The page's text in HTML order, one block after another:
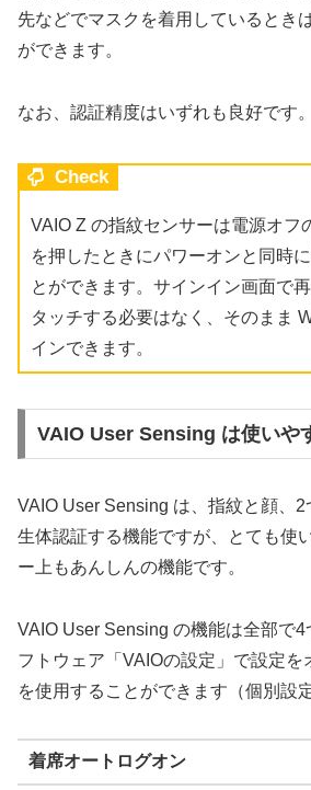
先などでマスクを着用しているとき
ができます。
なお、認証精度はいずれも良好です。
Check
VAIO Z の指紋センサーは電源オフ
を押したときにパワーオンと同時
とができます。サインイン画面で
タッチする必要はなく、そのまま
インできます。
VAIO User Sensing は使いや
VAIO User Sensing は、指紋と顔、
生体認証する機能ですが、とても使
ー上もあんしんの機能です。
VAIO User Sensing の機能は全部で
フトウェア「VAIOの設定」で設定を
を使用することができます（個別設
着席オートログオン